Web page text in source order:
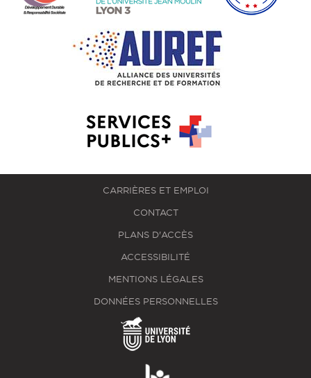
CARRIÈRES ET EMPLOI
CONTACT
PLANS D'ACCÈS
ACCESSIBILITÉ
MENTIONS LÉGALES
DONNÉES PERSONNELLES